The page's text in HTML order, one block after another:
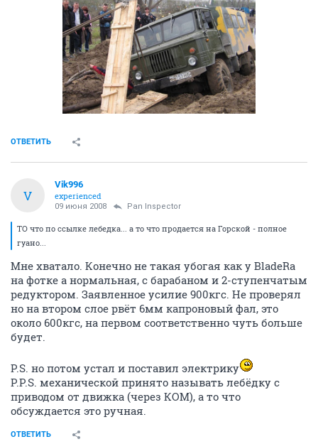
ОТВЕТИТЬ
V
Vik996
experienced
09 июня 2008 Pan Inspector
ТО что по ссылке лебедка... а то что продается на Горской - полное
гуано...
Мне хватало. Конечно не такая убогая как у BladeRа
на фотке а нормальная, с барабаном и 2-ступенчатым
редуктором. Заявленное усилие 900кгс. Не проверял
но на втором слое рвёт 6мм капроновый фал, это
около 600кгс, на первом соответственно чуть больше
будет.
P.S. но потом устал и поставил электрику
P.P.S. механической принято называть лебёдку с
приводом от движка (через КОМ), а то что
обсуждается это ручная.
ОТВЕТИТЬ